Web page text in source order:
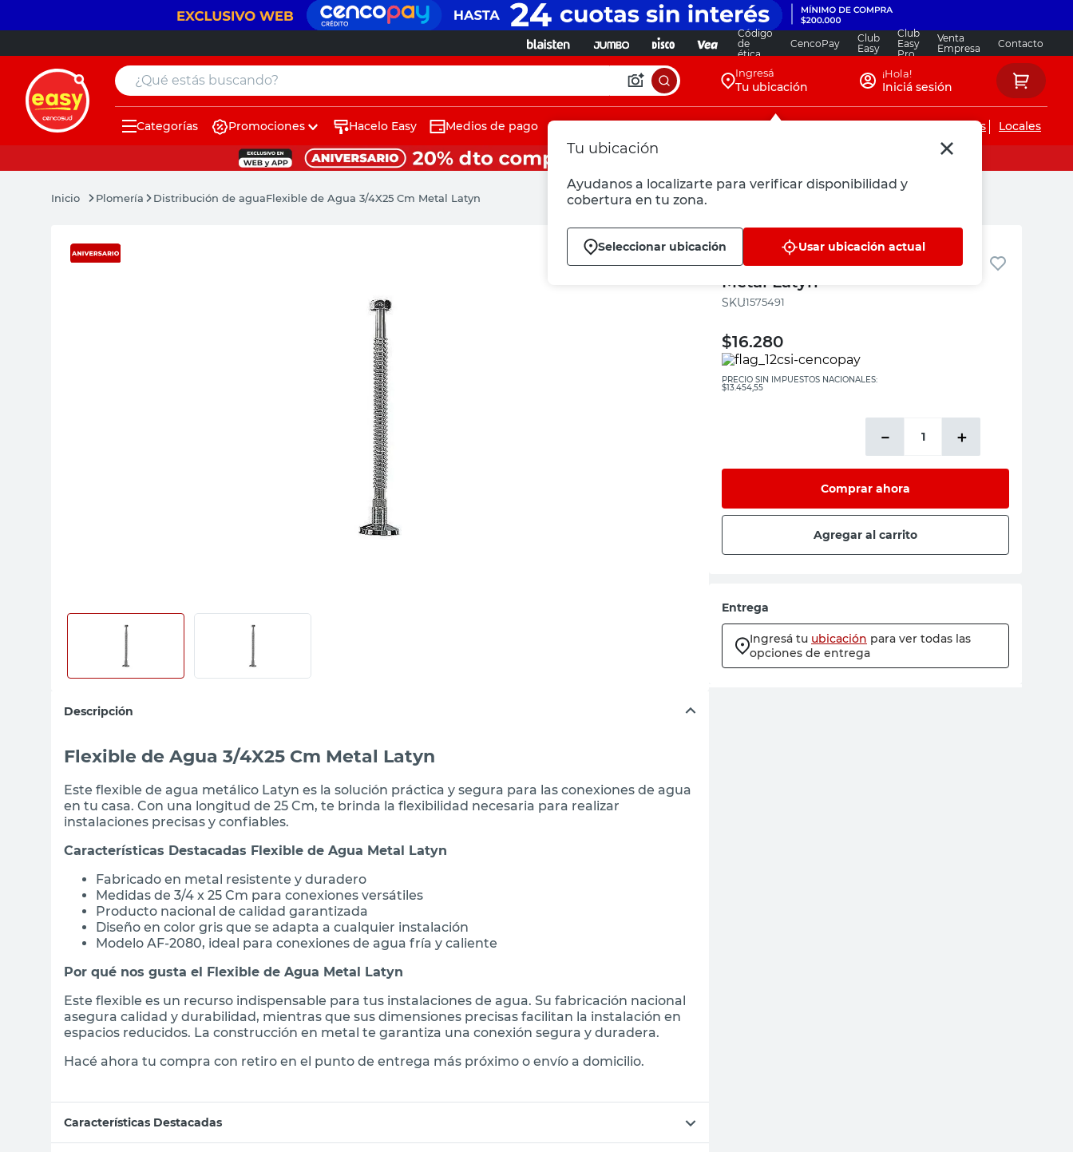
Código
de
ética
CencoPay
Club
Easy
Club
Easy
Pro
Venta
Empresa
Contacto
¿Qué estás buscando? Ingresá
Tu ubicación
Tu ubicación
Ayudanos a localizarte para verificar disponibilidad y
cobertura en tu zona.
Seleccionar ubicación Usar ubicación actual
¡Hola!
Iniciá sesión
Categorías Promociones Hacelo Easy Medios de pago Servicios de instalaciones Locales
Plomería Distribución de aguaFlexible de Agua 3/4X25 Cm Metal Latyn
Descripción
Flexible de Agua 3/4X25 Cm Metal Latyn
Este flexible de agua metálico Latyn es la solución práctica y segura para las conexiones de agua
en tu casa. Con una longitud de 25 Cm, te brinda la flexibilidad necesaria para realizar
instalaciones precisas y confiables.
Características Destacadas Flexible de Agua Metal Latyn
Fabricado en metal resistente y duradero
Medidas de 3/4 x 25 Cm para conexiones versátiles
Producto nacional de calidad garantizada
Diseño en color gris que se adapta a cualquier instalación
Modelo AF-2080, ideal para conexiones de agua fría y caliente
Por qué nos gusta el Flexible de Agua Metal Latyn
Este flexible es un recurso indispensable para tus instalaciones de agua. Su fabricación nacional
asegura calidad y durabilidad, mientras que sus dimensiones precisas facilitan la instalación en
espacios reducidos. La construcción en metal te garantiza una conexión segura y duradera.
Hacé ahora tu compra con retiro en el punto de entrega más próximo o envío a domicilio.
Características Destacadas
Latyn
Flexible de Agua 3/4X25 Cm
Metal Latyn
:1575491
$16.280
PRECIO SIN IMPUESTOS NACIONALES:
$13.454,55
＋
－
Comprar ahora
Agregar al carrito
Entrega
Ingresá tu ubicación para ver todas las
opciones de entrega
muebles